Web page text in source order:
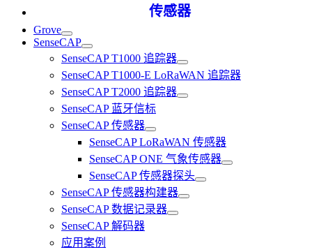
传感器
Grove
SenseCAP
SenseCAP T1000 追踪器
SenseCAP T1000-E LoRaWAN 追踪器
SenseCAP T2000 追踪器
SenseCAP 蓝牙信标
SenseCAP 传感器
SenseCAP LoRaWAN 传感器
SenseCAP ONE 气象传感器
SenseCAP 传感器探头
SenseCAP 传感器构建器
SenseCAP 数据记录器
SenseCAP 解码器
应用案例